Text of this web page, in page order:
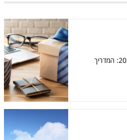
מתנות לראש השנה לעובדים 2026: המדריך